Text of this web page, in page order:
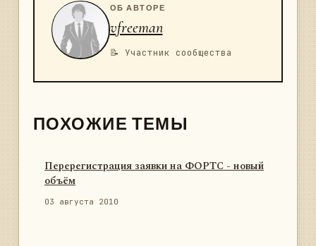
ОБ АВТОРЕ
vfreeman
📝 Участник сообщества
ПОХОЖИЕ ТЕМЫ
Перерегистрация заявки на ФОРТС - новый
объём
03 августа 2010